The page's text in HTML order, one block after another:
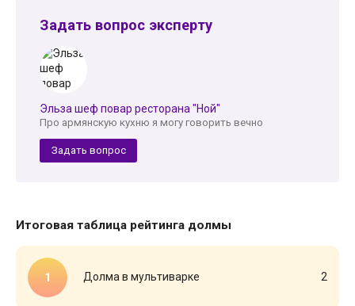
Задать вопрос эксперту
Эльза шеф повар ресторана "Ной"
Про армянскую кухню я могу говорить вечно
Задать вопрос
Итоговая таблица рейтинга долмы
Долма в мультиварке 2